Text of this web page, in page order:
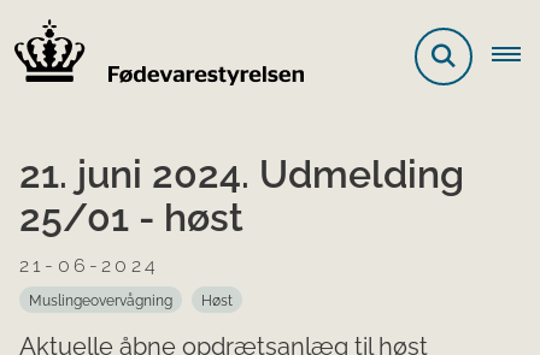
21. juni 2024. Udmelding
25/01 - høst
21-06-2024
Muslingeovervågning Høst
Aktuelle åbne opdrætsanlæg til høst